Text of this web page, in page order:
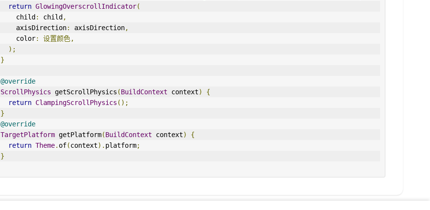
return GlowingOverscrollIndicator(
      child
: child ,
      axisDirection
: axisDirection,
      color
:
设置颜色,
);
}
@override
ScrollPhysics getScrollPhysics (BuildContext context)
{
return ClampingScrollPhysics ();
}
@override
TargetPlatform getPlatform(BuildContext context)
{
return Theme. of(context). platform;
}